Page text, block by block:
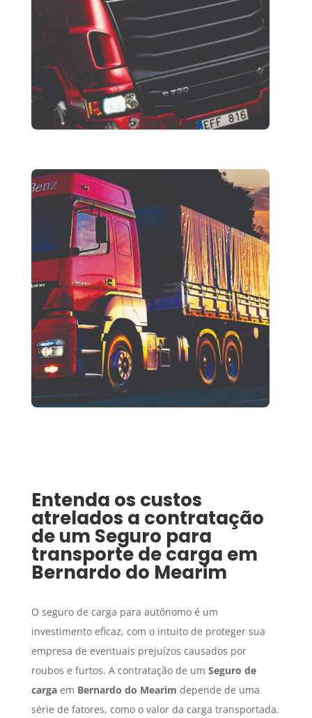
Entenda os custos
atrelados a contratação
de um Seguro para
transporte de carga em
Bernardo do Mearim
O seguro de carga para autônomo é um
investimento eficaz, com o intuito de proteger sua
empresa de eventuais prejuízos causados por
roubos e furtos. A contratação de um Seguro de
cargaem Bernardo do Mearim depende de uma
série de fatores, como o valor da carga transportada.